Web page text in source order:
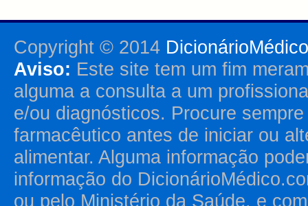
Copyright © 2014
Aviso: Este site tem um fim
alguma a consulta a um
e/ou diagnósticos. Procure
farmacêutico antes de iniciar ou
alimentar. Alguma informação
informação do
ou pelo Ministério da Saúde, e